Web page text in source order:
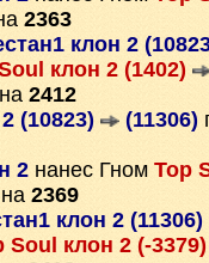
2363
клон 2
клон 2 (1402)
2412
(10823) (11306)
2 нанес Гном Top
2369
клон 2 (11306)
Soul клон 2 (-